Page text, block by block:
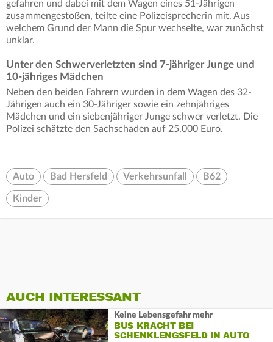
gefahren und dabei mit dem Wagen eines 51-Jährigen
zusammengestoßen, teilte eine Polizeisprecherin mit. Aus
welchem Grund der Mann die Spur wechselte, war zunächst
unklar.
Unter den Schwerverletzten sind 7-jähriger Junge und
10-jähriges Mädchen
Neben den beiden Fahrern wurden in dem Wagen des 32-
Jährigen auch ein 30-Jähriger sowie ein zehnjähriges
Mädchen und ein siebenjähriger Junge schwer verletzt. Die
Polizei schätzte den Sachschaden auf 25.000 Euro.
Auto Bad Hersfeld Verkehrsunfall B62
Kinder
AUCH INTERESSANT
Keine Lebensgefahr mehr
BUS KRACHT BEI
SCHENKLENGSFELD IN AUTO